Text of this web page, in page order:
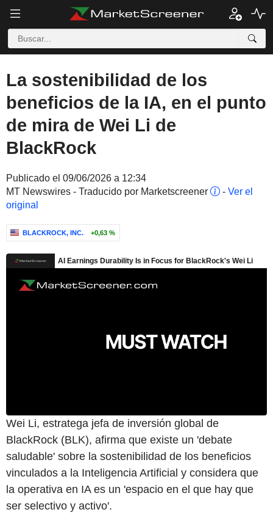
La sostenibilidad de los
beneficios de la IA, en el punto
de mira de Wei Li de
BlackRock
Publicado el 09/06/2026 a 12:34
MT Newswires - Traducido por Marketscreener
- Ver el
original
BLACKROCK, INC. +0,63 %
Wei Li, estratega jefa de inversión global de
BlackRock (BLK), afirma que existe un 'debate
saludable' sobre la sostenibilidad de los beneficios
vinculados a la Inteligencia Artificial y considera que
la operativa en IA es un 'espacio en el que hay que
ser selectivo y activo'.